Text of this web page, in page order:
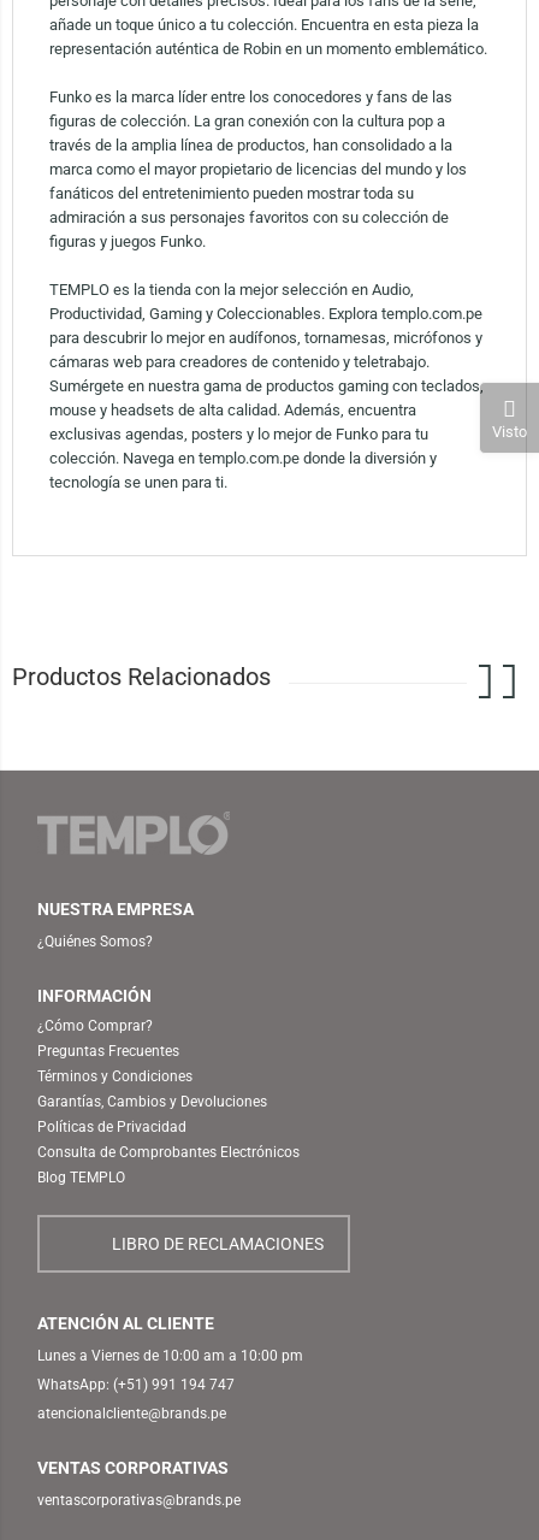
añade un toque único a tu colección. Encuentra en esta pieza la
representación auténtica de Robin en un momento emblemático.
Funko es la marca líder entre los conocedores y fans de las
figuras de colección. La gran conexión con la cultura pop a
través de la amplia línea de productos, han consolidado a la
marca como el mayor propietario de licencias del mundo y los
fanáticos del entretenimiento pueden mostrar toda su
admiración a sus personajes favoritos con su colección de
figuras y juegos Funko.
TEMPLO es la tienda con la mejor selección en Audio,
Productividad, Gaming y Coleccionables. Explora templo.com.pe
para descubrir lo mejor en audífonos, tornamesas, micrófonos y
cámaras web para creadores de contenido y teletrabajo.
Sumérgete en nuestra gama de productos gaming con teclados,
mouse y headsets de alta calidad. Además, encuentra
exclusivas agendas, posters y lo mejor de Funko para tu
colección. Navega en templo.com.pe donde la diversión y
tecnología se unen para ti.
Productos Relacionados
NUESTRA EMPRESA
¿Quiénes Somos?
INFORMACIÓN
¿Cómo Comprar?
Preguntas Frecuentes
Términos y Condiciones
Garantías, Cambios y Devoluciones
Políticas de Privacidad
Consulta de Comprobantes Electrónicos
Blog TEMPLO
LIBRO DE RECLAMACIONES
ATENCIÓN AL CLIENTE
Lunes a Viernes de 10:00 am a 10:00 pm
WhatsApp: (+51) 991 194 747
atencionalcliente@brands.pe
VENTAS CORPORATIVAS
ventascorporativas@brands.pe
Visto